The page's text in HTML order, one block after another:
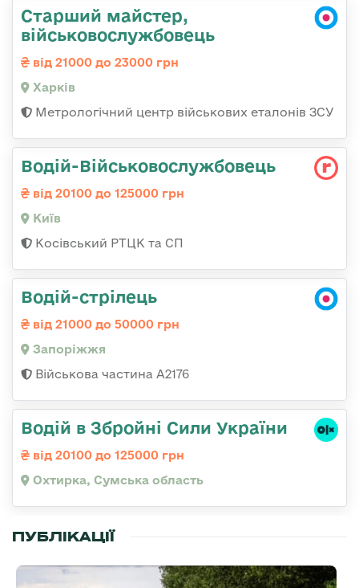
Старший майстер,
військовослужбовець
від 21000 до 23000 грн
Харків
Метрологічний центр військових еталонів ЗСУ
Водій-Військовослужбовець
від 20100 до 125000 грн
Київ
Косівський РТЦК та СП
Водій-стрілець
від 21000 до 50000 грн
Запоріжжя
Військова частина А2176
Водій в Збройні Сили України
від 20100 до 125000 грн
Охтирка, Сумська область
ПУБЛІКАЦІЇ